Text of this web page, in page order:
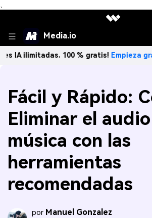
、
Media.io
100 % gratis!Empieza gratis→
Fácil y Rápido:
Eliminar el
música con las
herramientas
recomendadas
por Manuel Gonzalez